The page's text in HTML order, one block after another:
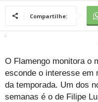
Compartilhe:
O Flamengo monitora o
esconde o interesse em
da temporada. Um dos
semanas é o de Filipe